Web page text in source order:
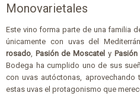
Monovarietales
Este vino forma parte de una familia
únicamente con uvas del
rosado Pasión de Moscatel y
Bodega ha cumplido uno de sus
con uvas autóctonas,
estas uvas el protagonismo que